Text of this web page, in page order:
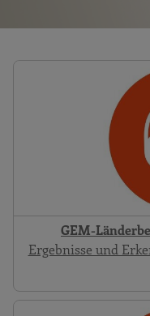
GEM-
Ergebnisse und